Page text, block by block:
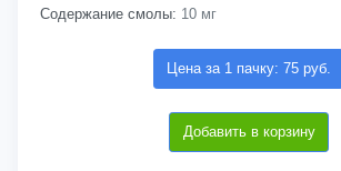
Содержание смолы: 10 мг
Цена за 1 пачку: 75 руб.
Добавить в корзину